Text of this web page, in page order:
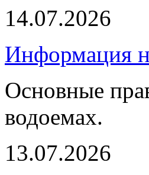
14.07.2026
Информация
Основные
водоемах.
13.07.2026